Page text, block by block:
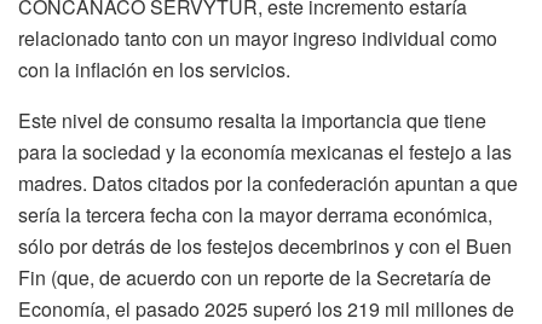
CONCANACO SERVYTUR, este incremento estaría
relacionado tanto con un mayor ingreso individual como
con la inflación en los servicios.
Este nivel de consumo resalta la importancia que tiene
para la sociedad y la economía mexicanas el festejo a las
madres. Datos citados por la confederación apuntan a que
sería la tercera fecha con la mayor derrama económica,
sólo por detrás de los festejos decembrinos y con el Buen
Fin (que, de acuerdo con un reporte de la Secretaría de
Economía, el pasado 2025 superó los 219 mil millones de